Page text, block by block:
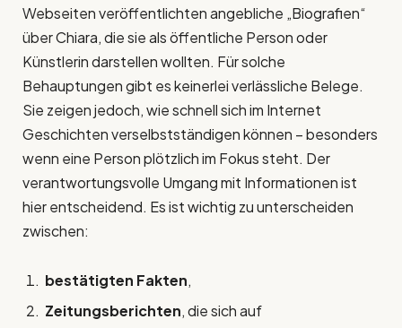
Webseiten veröffentlichten angebliche „Biografien“
über Chiara, die sie als öffentliche Person oder
Künstlerin darstellen wollten. Für solche
Behauptungen gibt es keinerlei verlässliche Belege.
Sie zeigen jedoch, wie schnell sich im Internet
Geschichten verselbstständigen können – besonders
wenn eine Person plötzlich im Fokus steht. Der
verantwortungsvolle Umgang mit Informationen ist
hier entscheidend. Es ist wichtig zu unterscheiden
zwischen:
bestätigten Fakten,
Zeitungsberichten, die sich auf